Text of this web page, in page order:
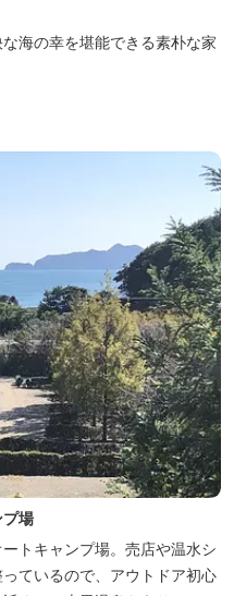
海の幸を堪能できる素朴な家
場
トキャンプ場。売店や温水シ
ているので、アウトドア初心